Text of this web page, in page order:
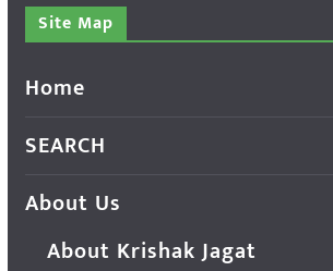
Site Map
Home
SEARCH
About Us
About Krishak Jagat